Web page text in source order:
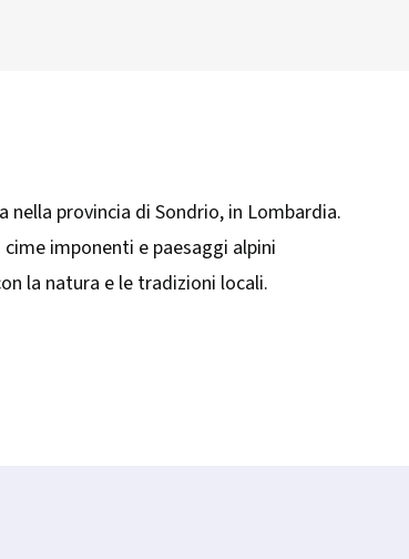
provincia di Sondrio, in Lombardia.
imponenti e paesaggi alpini
la natura e le tradizioni locali.